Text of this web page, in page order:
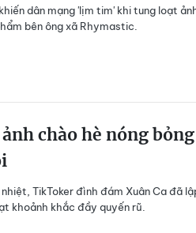
dân mạng 'lịm tim' khi tung loạt
bên ông xã Rhymastic.
chào hè nóng
TikToker đình đám Xuân Ca đã
khoảnh khắc đầy quyến rũ.